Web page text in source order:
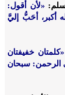
«لأن أقول:
أكبر، أحَبُّ إليَّ
«كلمتان خفيفتان
الرحمن: سبحان